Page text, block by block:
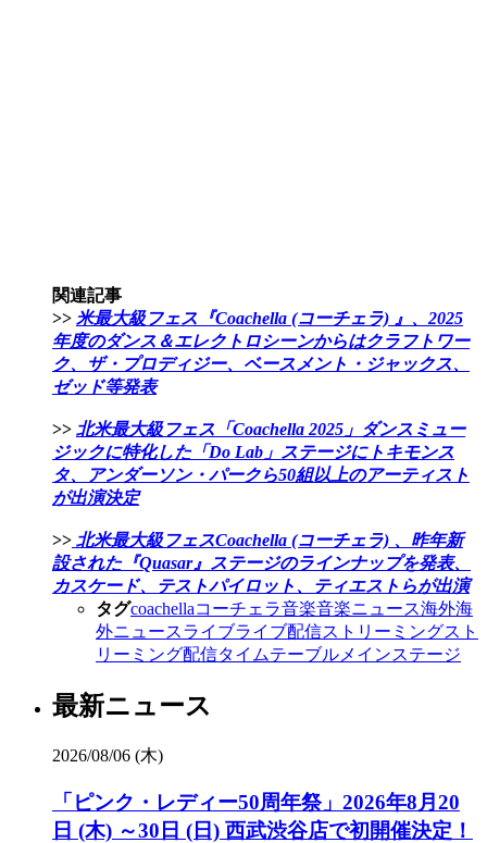
関連記事
>> 米最大級フェス『Coachella (コーチェラ) 』、2025
年度のダンス＆エレクトロシーンからはクラフトワー
ク、ザ・プロディジー、ベースメント・ジャックス、
ゼッド等発表
>> 北米最大級フェス「Coachella 2025」ダンスミュー
ジックに特化した「Do Lab」ステージにトキモンス
タ、アンダーソン・パークら50組以上のアーティスト
が出演決定
>> ​北米最大級フェスCoachella (コーチェラ) 、昨年新
設された『Quasar』ステージのラインナップを発表、
カスケード、テストパイロット、ティエストらが出演
タグcoachellaコーチェラ音楽音楽ニュース海外海
外ニュースライブライブ配信ストリーミングスト
リーミング配信タイムテーブル メインステージ
最新ニュース
2026/08/06 (木)
「ピンク・レディー50周年祭」2026年8月20
日 (木) ～30日 (日) 西武渋谷店で初開催決定！